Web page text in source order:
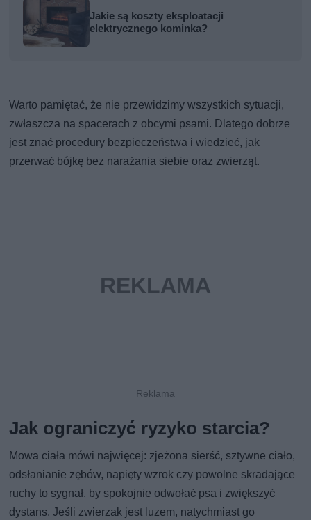
Jakie są koszty eksploatacji
elektrycznego kominka?
Warto pamiętać, że nie przewidzimy wszystkich sytuacji,
zwłaszcza na spacerach z obcymi psami. Dlatego dobrze
jest znać procedury bezpieczeństwa i wiedzieć, jak
przerwać bójkę bez narażania siebie oraz zwierząt.
Jak ograniczyć ryzyko starcia?
Mowa ciała mówi najwięcej: zjeżona sierść, sztywne ciało,
odsłanianie zębów, napięty wzrok czy powolne skradające
ruchy to sygnał, by spokojnie odwołać psa i zwiększyć
dystans. Jeśli zwierzak jest luzem, natychmiast go